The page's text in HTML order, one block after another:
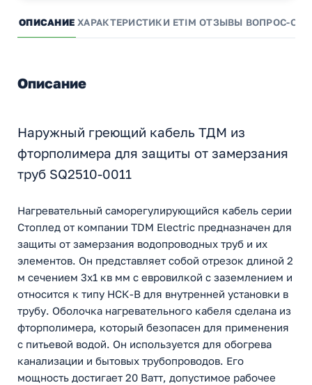
ОПИСАНИЕ ХАРАКТЕРИСТИКИ ETIM ОТЗЫВЫ ВОПРОС-
Описание
Наружный греющий кабель ТДМ из
фторполимера для защиты от замерзания
труб SQ2510-0011
Нагревательный саморегулирующийся кабель серии
Стоплед от компании TDM Electric предназначен для
защиты от замерзания водопроводных труб и их
элементов. Он представляет собой отрезок длиной 2
м сечением 3х1 кв мм с евровилкой с заземлением и
относится к типу НСК-В для внутренней установки в
трубу. Оболочка нагревательного кабеля сделана из
фторполимера, который безопасен для применения
с питьевой водой. Он используется для обогрева
канализации и бытовых трубопроводов. Его
мощность достигает 20 Ватт, допустимое рабочее